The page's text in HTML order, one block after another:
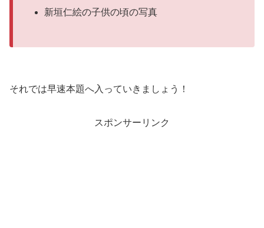
新垣仁絵の子供の頃の写真
それでは早速本題へ入っていきましょう！
スポンサーリンク